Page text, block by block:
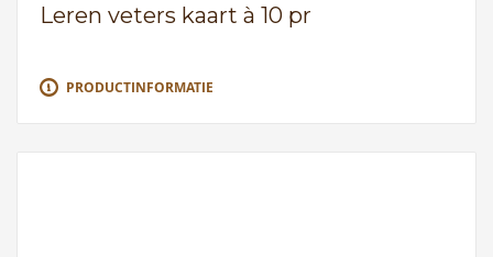
Leren veters kaart à 10 pr
PRODUCTINFORMATIE